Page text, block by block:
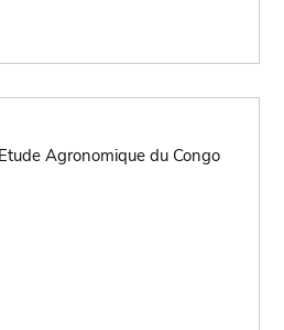
Agronomique du Congo